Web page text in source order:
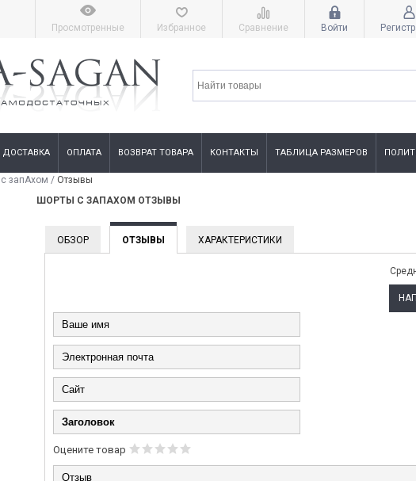
Просмотренные Избранное Сравнение Войти
ДОСТАВКА ОПЛАТА ВОЗВРАТ ТОВАРА КОНТАКТЫ ТАБЛИЦА РАЗМЕРОВ
запАхом / Отзывы
ШОРТЫ С ЗАПАХОМ ОТЗЫВЫ
ОБЗОР ОТЗЫВЫ ХАРАКТЕРИСТИКИ
Оцените товар